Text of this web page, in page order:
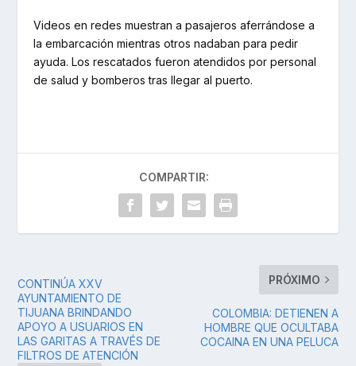
Videos en redes muestran a pasajeros aferrándose a
la embarcación mientras otros nadaban para pedir
ayuda. Los rescatados fueron atendidos por personal
de salud y bomberos tras llegar al puerto.
COMPARTIR:
CONTINÚA XXV
AYUNTAMIENTO DE
TIJUANA BRINDANDO
APOYO A USUARIOS EN
LAS GARITAS A TRAVÉS DE
FILTROS DE ATENCIÓN
PRÓXIMO
COLOMBIA: DETIENEN A
HOMBRE QUE OCULTABA
COCAINA EN UNA PELUCA